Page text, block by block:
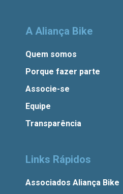
A Aliança Bike
Quem somos
Porque fazer parte
Associe-se
Equipe
Transparência
Links Rápidos
Associados Aliança Bike